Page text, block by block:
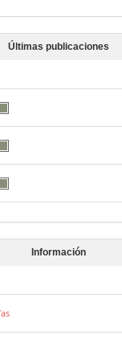
Últimas publicaciones
Información